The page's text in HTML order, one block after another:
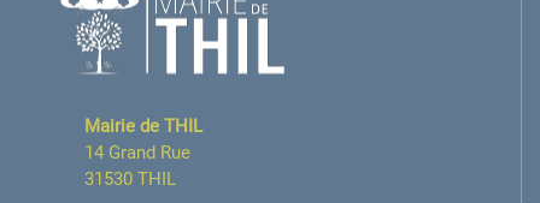
Mairie de THIL
14 Grand Rue
31530 THIL